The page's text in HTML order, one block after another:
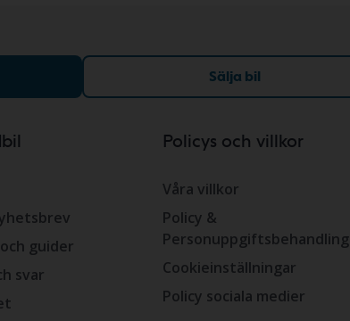
Sälja bil
guider
svar
Policys och villkor
Våra villkor
Policy &
Personuppgiftsbehandling
Cookieinställningar
Policy sociala medier